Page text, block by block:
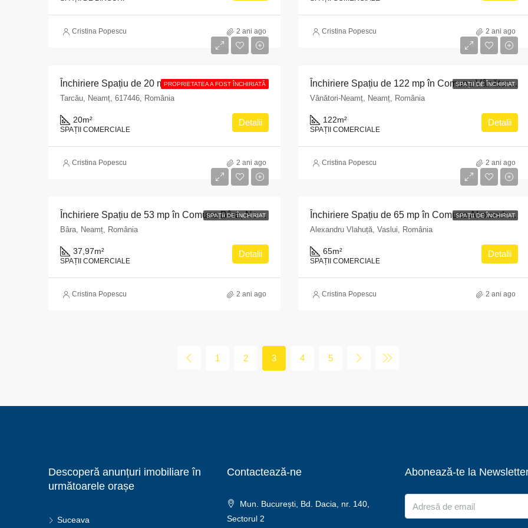
Cristina Popescu 2 ani ago Cristina Popescu 2 ani ago
PROPRIETATEA A FOST ÎNCHIRIATĂ
Închiriere Spațiu de 20 mp în Tarcău, Neamț: Oportunitate Excelentă!
Tarcău, Neamț, 617446, România
20m²
SPAȚII COMERCIALE
Detalii
Cristina Popescu 2 ani ago
SPAȚII DE ÎNCHIRIAT
Închiriere Spațiu de 122 mp în Comuna Vânători Neamț, Județul Neamț
Vânători-Neamț, Neamț, România
122m²
SPAȚII COMERCIALE
Detalii
Cristina Popescu 2 ani ago
SPAȚII DE ÎNCHIRIAT
Închiriere Spațiu de 53 mp în Comuna Bâra, Neamț
Bâra, Neamț, România
37,97m²
SPAȚII COMERCIALE
Detalii
Cristina Popescu 2 ani ago
SPAȚII DE ÎNCHIRIAT
Închiriere Spațiu de 65 mp în Comuna Alexandru Vlahuță, Județul Vaslui
Alexandru Vlahuță, Vaslui, România
65m²
SPAȚII COMERCIALE
Detalii
Cristina Popescu 2 ani ago
1 2 3 4 5
Descoperă anunțuri imobiliare în
următoarele orașe
Suceava
Contactează-ne
Mun. București, Bd. Dacia, nr. 140,
Sectorul 2
Abonează-te la